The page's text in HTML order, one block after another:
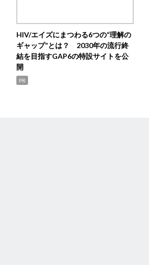
HIV/エイズにまつわる6つの“理解の
ギャップ”とは？ 2030年の流行終
結を目指すGAP6の特設サイトを公
開
PR